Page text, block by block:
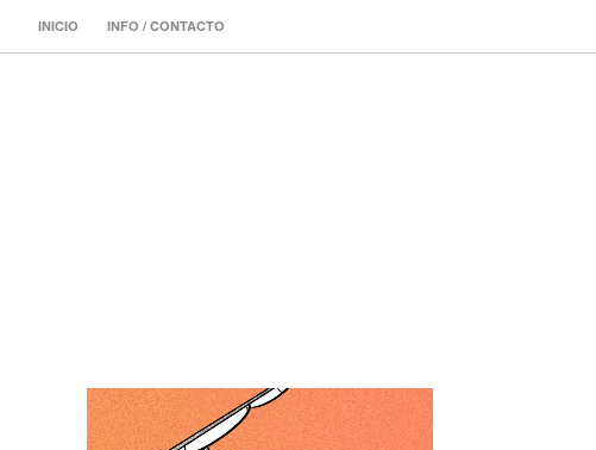
INICIO INFO / CONTACTO